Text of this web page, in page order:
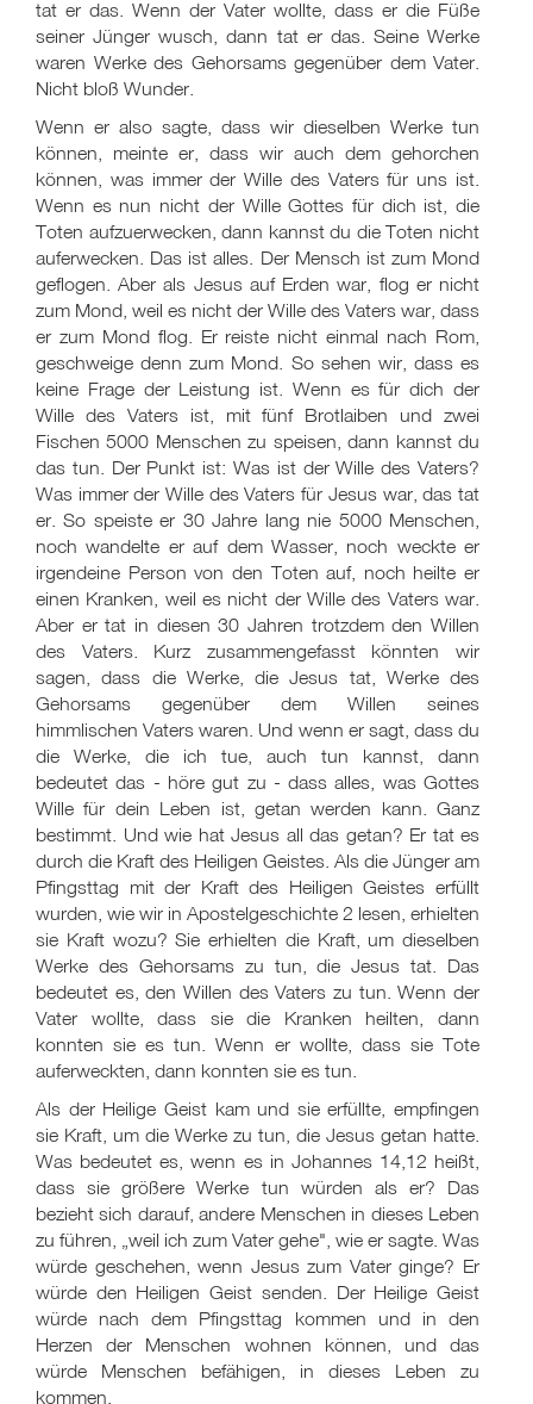
tat er das. Wenn der Vater wollte, dass er die Füße
seiner Jünger wusch, dann tat er das. Seine Werke
waren Werke des Gehorsams gegenüber dem Vater.
Nicht bloß Wunder.
Wenn er also sagte, dass wir dieselben Werke tun
können, meinte er, dass wir auch dem gehorchen
können, was immer der Wille des Vaters für uns ist.
Wenn es nun nicht der Wille Gottes für dich ist, die
Toten aufzuerwecken, dann kannst du die Toten nicht
auferwecken. Das ist alles. Der Mensch ist zum Mond
geflogen. Aber als Jesus auf Erden war, flog er nicht
zum Mond, weil es nicht der Wille des Vaters war, dass
er zum Mond flog. Er reiste nicht einmal nach Rom,
geschweige denn zum Mond. So sehen wir, dass es
keine Frage der Leistung ist. Wenn es für dich der
Wille des Vaters ist, mit fünf Brotlaiben und zwei
Fischen 5000 Menschen zu speisen, dann kannst du
das tun. Der Punkt ist: Was ist der Wille des Vaters?
Was immer der Wille des Vaters für Jesus war, das tat
er. So speiste er 30 Jahre lang nie 5000 Menschen,
noch wandelte er auf dem Wasser, noch weckte er
irgendeine Person von den Toten auf, noch heilte er
einen Kranken, weil es nicht der Wille des Vaters war.
Aber er tat in diesen 30 Jahren trotzdem den Willen
des Vaters. Kurz zusammengefasst könnten wir
sagen, dass die Werke, die Jesus tat, Werke des
Gehorsams gegenüber dem Willen seines
himmlischen Vaters waren. Und wenn er sagt, dass du
die Werke, die ich tue, auch tun kannst, dann
bedeutet das - höre gut zu - dass alles, was Gottes
Wille für dein Leben ist, getan werden kann. Ganz
bestimmt. Und wie hat Jesus all das getan? Er tat es
durch die Kraft des Heiligen Geistes. Als die Jünger am
Pfingsttag mit der Kraft des Heiligen Geistes erfüllt
wurden, wie wir in Apostelgeschichte 2 lesen, erhielten
sie Kraft wozu? Sie erhielten die Kraft, um dieselben
Werke des Gehorsams zu tun, die Jesus tat. Das
bedeutet es, den Willen des Vaters zu tun. Wenn der
Vater wollte, dass sie die Kranken heilten, dann
konnten sie es tun. Wenn er wollte, dass sie Tote
auferweckten, dann konnten sie es tun.
Als der Heilige Geist kam und sie erfüllte, empfingen
sie Kraft, um die Werke zu tun, die Jesus getan hatte.
Was bedeutet es, wenn es in Johannes 14,12 heißt,
dass sie größere Werke tun würden als er? Das
bezieht sich darauf, andere Menschen in dieses Leben
zu führen, „weil ich zum Vater gehe", wie er sagte. Was
würde geschehen, wenn Jesus zum Vater ginge? Er
würde den Heiligen Geist senden. Der Heilige Geist
würde nach dem Pfingsttag kommen und in den
Herzen der Menschen wohnen können, und das
würde Menschen befähigen, in dieses Leben zu
kommen.